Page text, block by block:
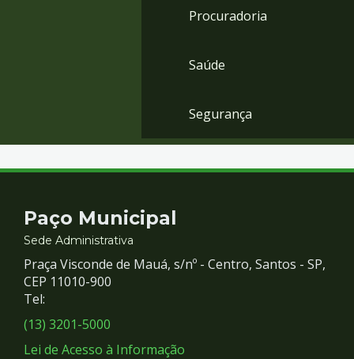
Procuradoria
Saúde
Segurança
Contato
e
Redes
Sociais
Paço Municipal
Sede Administrativa
Praça Visconde de Mauá, s/nº - Centro, Santos - SP,
CEP 11010-900
Tel:
(13) 3201-5000
Lei de Acesso à Informação